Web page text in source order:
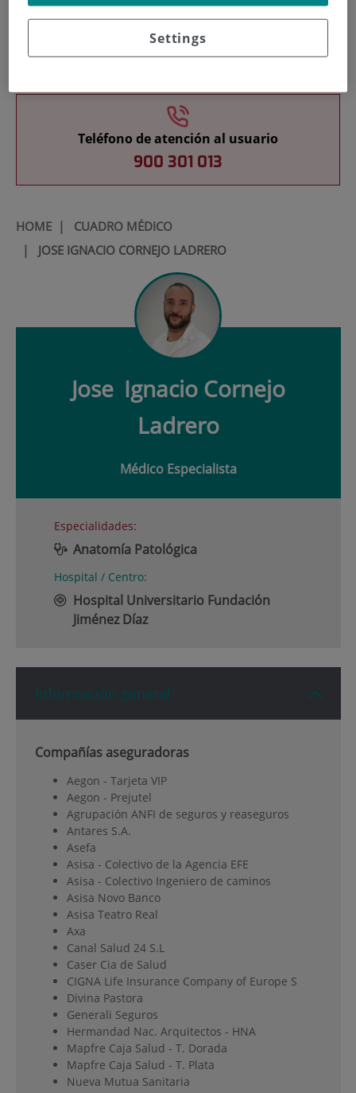
Teaching
Teléfono de atención al usuario
900 301 013
HOME| CUADRO MÉDICO
| JOSE IGNACIO CORNEJO LADRERO
Jose Ignacio Cornejo
Ladrero
Médico Especialista
Especialidades:
Anatomía Patológica
Hospital / Centro:
Hospital Universitario Fundación
Jiménez Díaz
Información general
Compañías aseguradoras
Aegon - Tarjeta VIP
Aegon - Prejutel
Agrupación ANFI de seguros y reaseguros
Antares S.A.
Asefa
Asisa - Colectivo de la Agencia EFE
Asisa - Colectivo Ingeniero de caminos
Asisa Novo Banco
Asisa Teatro Real
Axa
Canal Salud 24 S.L
Caser Cia de Salud
CIGNA Life Insurance Company of Europe S
Divina Pastora
Generali Seguros
Hermandad Nac. Arquitectos - HNA
Mapfre Caja Salud - T. Dorada
Mapfre Caja Salud - T. Plata
Nueva Mutua Sanitaria
Settings